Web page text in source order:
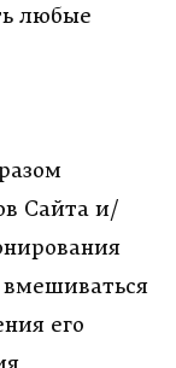
любые
Сайта и/
его